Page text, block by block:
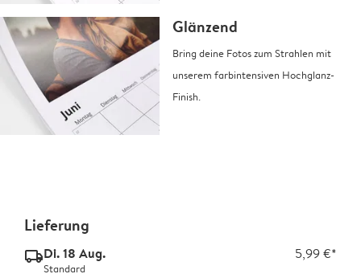
Glänzend
Bring deine Fotos zum Strahlen mit
unserem farbintensiven Hochglanz-
Finish.
Lieferung
delivery_standard_v2Di. 18 Aug. 5,99 €*
Standard